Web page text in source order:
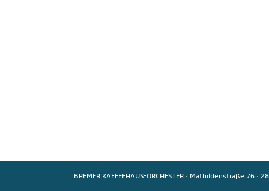
BREMER KAFFEEHAUS-ORCHESTER · Mathildenstraße 76 ·